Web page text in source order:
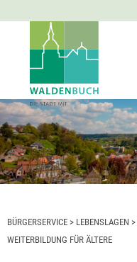
BÜRGERSERVICE > LEBENSLAGEN >
WEITERBILDUNG FÜR ÄLTERE